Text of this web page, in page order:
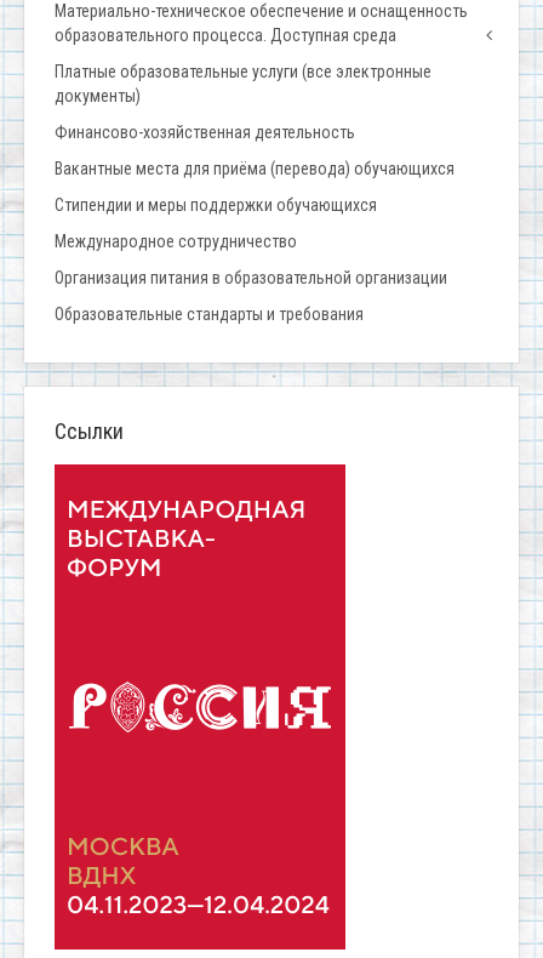
Материально-техническое обеспечение и оснащенность
образовательного процесса. Доступная среда
Платные образовательные услуги (все электронные
документы)
Финансово-хозяйственная деятельность
Вакантные места для приёма (перевода) обучающихся
Стипендии и меры поддержки обучающихся
Международное сотрудничество
Организация питания в образовательной организации
Образовательные стандарты и требования
Ссылки